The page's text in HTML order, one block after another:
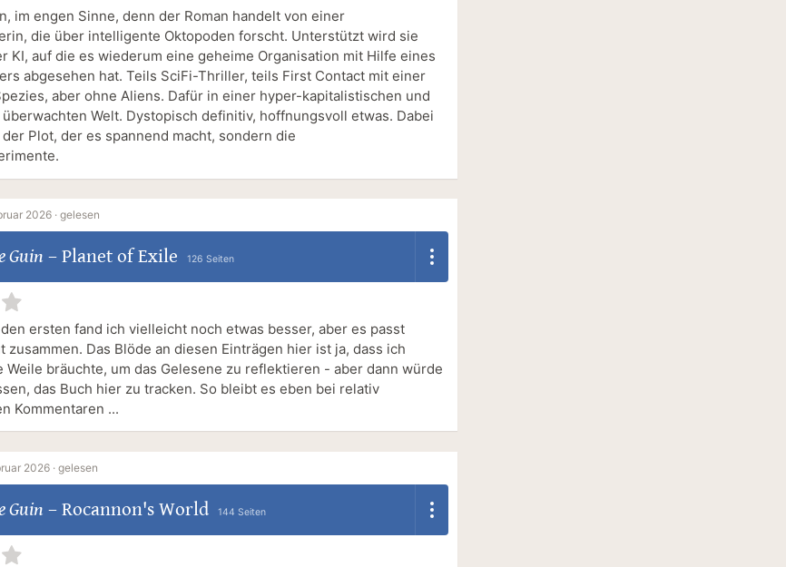
im engen Sinne, denn der Roman handelt von einer
die über intelligente Oktopoden forscht. Unterstützt wird sie
KI, auf die es wiederum eine geheime Organisation mit Hilfe eines
abgesehen hat. Teils SciFi-Thriller, teils First Contact mit einer
aber ohne Aliens. Dafür in einer hyper-kapitalistischen und
Welt. Dystopisch definitiv, hoffnungsvoll etwas. Dabei
Plot, der es spannend macht, sondern die
2026 · gelesen
Guin – Planet of Exile 126 Seiten
ersten fand ich vielleicht noch etwas besser, aber es passt
zusammen. Das Blöde an diesen Einträgen hier ist ja, dass ich
Weile bräuchte, um das Gelesene zu reflektieren - aber dann würde
das Buch hier zu tracken. So bleibt es eben bei relativ
Kommentaren ...
2026 · gelesen
Guin – Rocannon's World 144 Seiten